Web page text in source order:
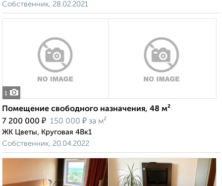
Собственник, 28.02.2021
1
Помещение свободного назначения, 48 м²
7 200 000 ₽ 150 000 ₽ за м²
ЖК Цветы, Круговая 4Вк1
Собственник, 20.04.2022